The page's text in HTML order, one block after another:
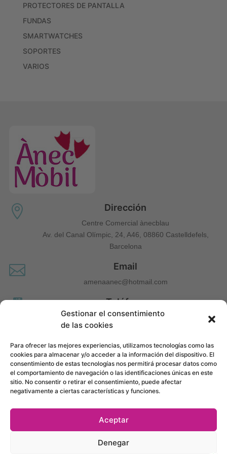
Gestionar el consentimiento
de las cookies
Para ofrecer las mejores experiencias, utilizamos tecnologías como las
cookies para almacenar y/o acceder a la información del dispositivo. El
consentimiento de estas tecnologías nos permitirá procesar datos como
el comportamiento de navegación o las identificaciones únicas en este
sitio. No consentir o retirar el consentimiento, puede afectar
negativamente a ciertas características y funciones.
Aceptar
Denegar
PROTECTORES DE PANTALLA
FUNDAS
SMARTWATCHES
SOPORTES
VARIOS
 Dirección
Centre Comercial ànecblau
Av. del Canal Olímpic, 24, A46, 08860 Castelldefels,
Barcelona
 Email
amenaanec@hotmail.com
 Teléfono
660 677 963
Política de Accesibilidad